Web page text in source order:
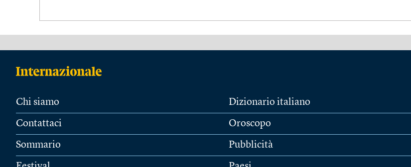
Chi siamo
Contattaci
Sommario
Dizionario italiano
Oroscopo
Pubblicità